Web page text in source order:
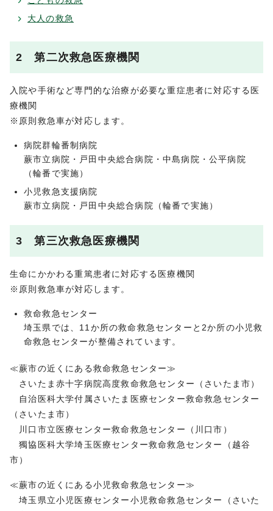
大人の救急
2 第二次救急医療機関
入院や手術など専門的な治療が必要な重症患者に対応する医
療機関
※原則救急車が対応します。
病院群輪番制病院
蕨市立病院・戸田中央総合病院・中島病院・公平病院
（輪番で実施）
小児救急支援病院
蕨市立病院・戸田中央総合病院（輪番で実施）
3 第三次救急医療機関
生命にかかわる重篤患者に対応する医療機関
※原則救急車が対応します。
救命救急センター
埼玉県では、11か所の救命救急センターと2か所の小児救
命救急センターが整備されています。
≪蕨市の近くにある救命救急センター≫
さいたま赤十字病院高度救命救急センター（さいたま市）
自治医科大学付属さいたま医療センター救命救急センター
（さいたま市）
川口市立医療センター救命救急センター（川口市）
獨協医科大学埼玉医療センター救命救急センター（越谷
市）
≪蕨市の近くにある小児救命救急センター≫
埼玉県立小児医療センター小児救命救急センター（さいた